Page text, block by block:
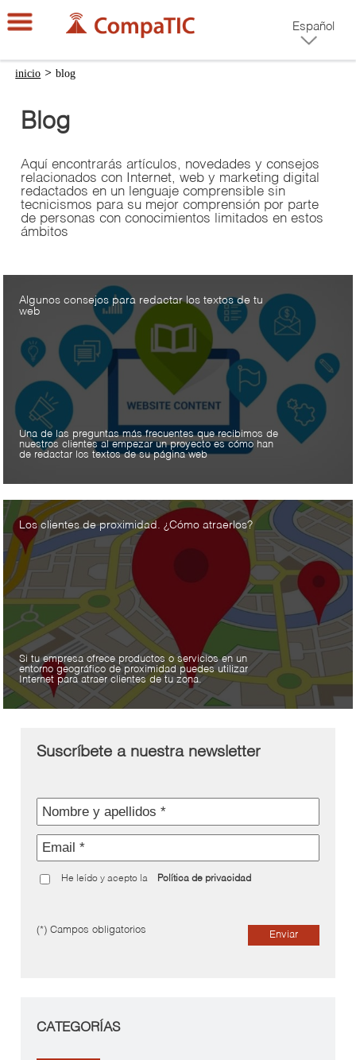
Español
inicio > blog
Blog
Aquí encontrarás artículos, novedades y consejos
relacionados con Internet, web y marketing digital
redactados en un lenguaje comprensible sin
tecnicismos para su mejor comprensión por parte
de personas con conocimientos limitados en estos
ámbitos
Algunos consejos para redactar los textos de tu
web
Una de las preguntas más frecuentes que recibimos de
nuestros clientes al empezar un proyecto es cómo han
de redactar los textos de su página web
Los clientes de proximidad. ¿Cómo atraerlos?
Si tu empresa ofrece productos o servicios en un
entorno geográfico de proximidad puedes utilizar
Internet para atraer clientes de tu zona.
Suscríbete a nuestra newsletter
He leído y acepto la Política de privacidad
(*) Campos obligatorios
Enviar
CATEGORÍAS